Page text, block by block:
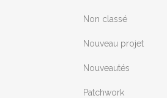
Non classé
Nouveau projet
Nouveautés
Patchwork